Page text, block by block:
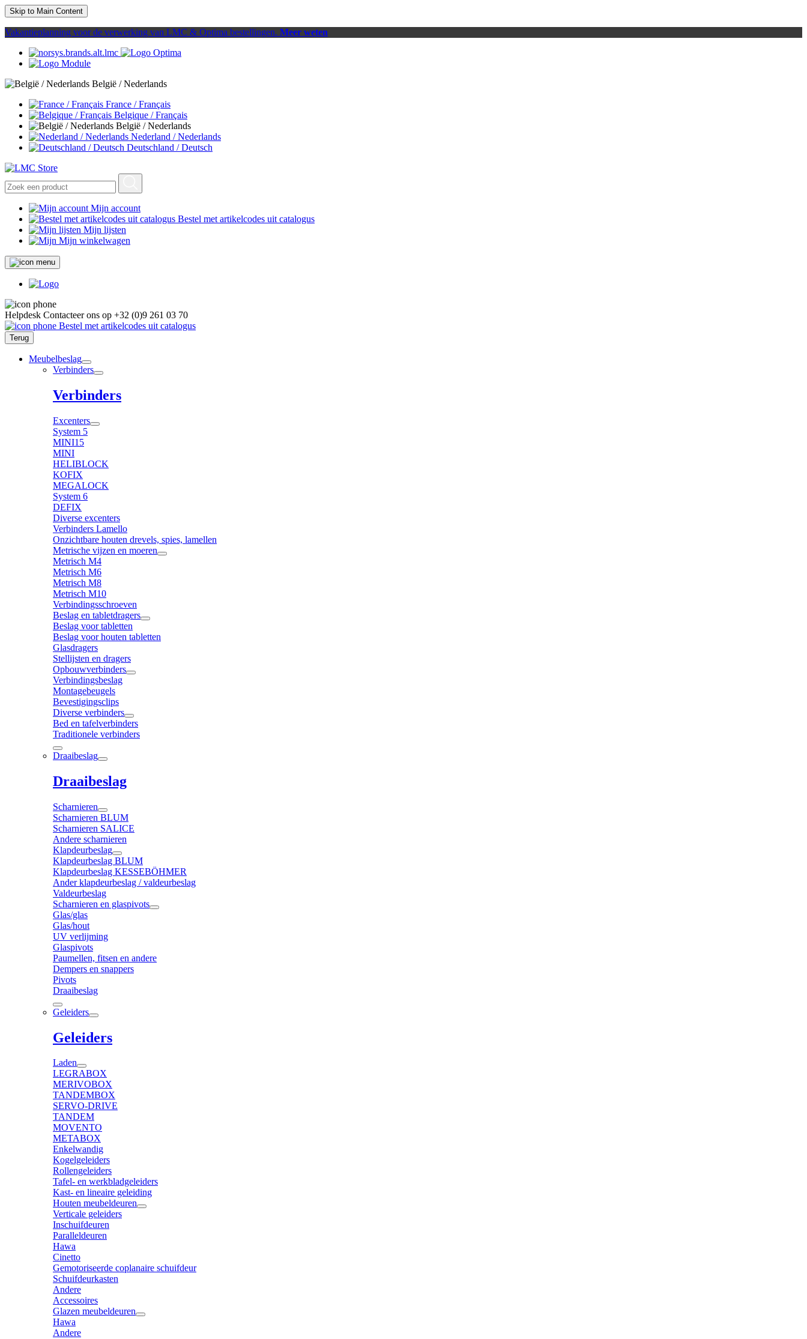
Skip to Main Content
Vakantieplanning voor de verwerking van LMC & Optima bestellingen. Meer weten
België / Nederlands
France / Français
Belgique / Français
België / Nederlands
Nederland / Nederlands
Deutschland / Deutsch
Mijn account
Bestel met artikelcodes uit catalogus
Mijn lijsten
Mijn winkelwagen
Helpdesk Contacteer ons op +32 (0)9 261 03 70
Bestel met artikelcodes uit catalogus
Terug
Meubelbeslag
Verbinders
Verbinders
Excenters
System 5
MINI15
MINI
HELIBLOCK
KOFIX
MEGALOCK
System 6
DEFIX
Diverse excenters
Verbinders Lamello
Onzichtbare houten drevels, spies, lamellen
Metrische vijzen en moeren
Metrisch M4
Metrisch M6
Metrisch M8
Metrisch M10
Verbindingsschroeven
Beslag en tabletdragers
Beslag voor tabletten
Beslag voor houten tabletten
Glasdragers
Stellijsten en dragers
Opbouwverbinders
Verbindingsbeslag
Montagebeugels
Bevestigingsclips
Diverse verbinders
Bed en tafelverbinders
Traditionele verbinders
Draaibeslag
Draaibeslag
Scharnieren
Scharnieren BLUM
Scharnieren SALICE
Andere scharnieren
Klapdeurbeslag
Klapdeurbeslag BLUM
Klapdeurbeslag KESSEBÖHMER
Ander klapdeurbeslag / valdeurbeslag
Valdeurbeslag
Scharnieren en glaspivots
Glas/glas
Glas/hout
UV verlijming
Glaspivots
Paumellen, fitsen en andere
Dempers en snappers
Pivots
Draaibeslag
Geleiders
Geleiders
Laden
LEGRABOX
MERIVOBOX
TANDEMBOX
SERVO-DRIVE
TANDEM
MOVENTO
METABOX
Enkelwandig
Kogelgeleiders
Rollengeleiders
Tafel- en werkbladgeleiders
Kast- en lineaire geleiding
Houten meubeldeuren
Verticale geleiders
Inschuifdeuren
Paralleldeuren
Hawa
Cinetto
Gemotoriseerde coplanaire schuifdeur
Schuifdeurkasten
Andere
Accessoires
Glazen meubeldeuren
Hawa
Andere